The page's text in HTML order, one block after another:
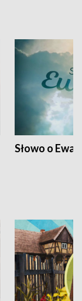
Słowo o